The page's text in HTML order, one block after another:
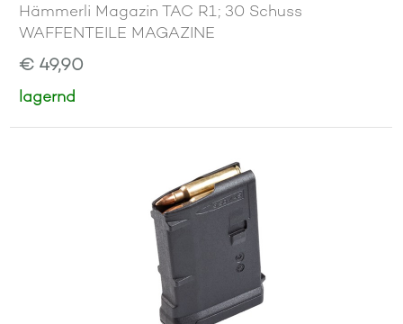
Hämmerli Magazin TAC R1; 30 Schuss
WAFFENTEILE MAGAZINE
€ 49,90
lagernd